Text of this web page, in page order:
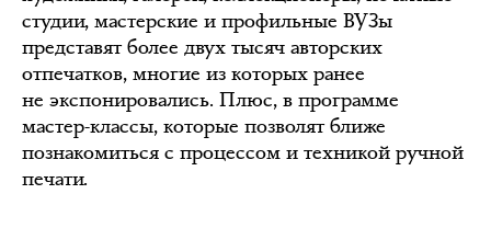
студии, мастерские и профильные ВУЗы
представят более двух тысяч авторских
отпечатков, многие из которых ранее
не экспонировались. Плюс, в программе
мастер-классы, которые позволят ближе
познакомиться с процессом и техникой ручной
печати.